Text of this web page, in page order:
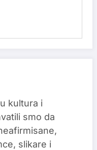
kultura i
smo da
slikare i